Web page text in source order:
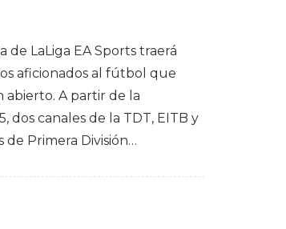
de LaLiga EA Sports traerá
aficionados al fútbol que
abierto. A partir de la
dos canales de la TDT, EITB y
de Primera División…